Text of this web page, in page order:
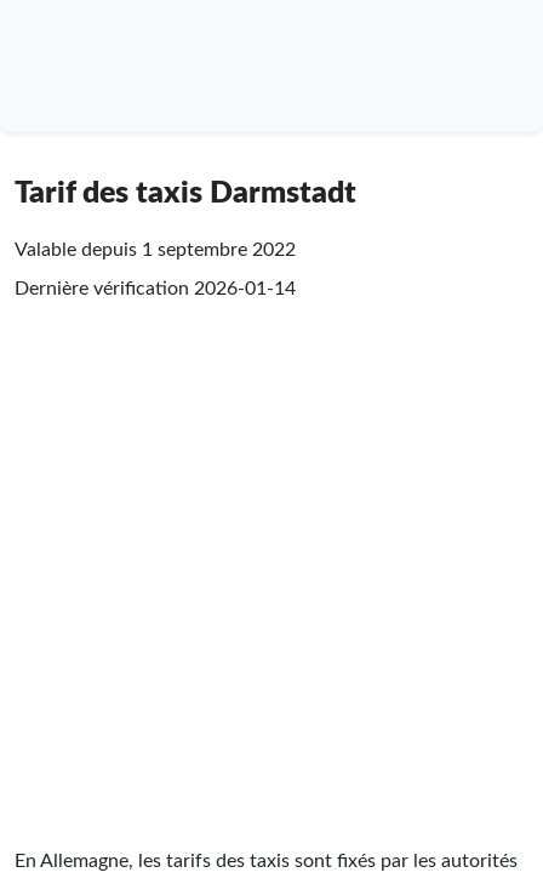
Tarif des taxis Darmstadt
Valable depuis 1 septembre 2022
Dernière vérification 2026-01-14
En Allemagne, les tarifs des taxis sont fixés par les autorités